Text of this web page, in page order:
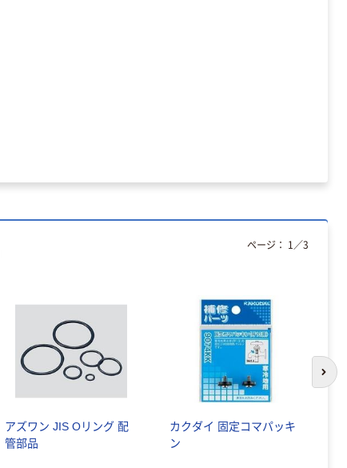
アズワン JIS Oリング 配
管部品
カクダイ 固定コマパッキ
ン
ページ： 1 ／3
次
A4タテ(コクヨ
￥115~